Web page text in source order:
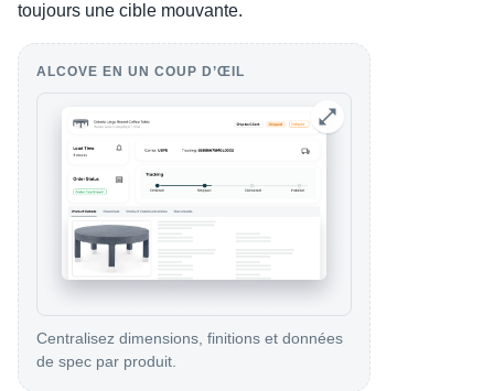
toujours une cible mouvante.
ALCOVE EN UN COUP D’ŒIL
Centralisez dimensions, finitions et données
de spec par produit.